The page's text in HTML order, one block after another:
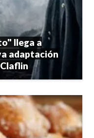
llega a
adaptación